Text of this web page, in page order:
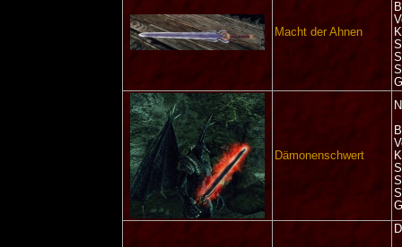
Macht der Ahnen
Dämonenschwert